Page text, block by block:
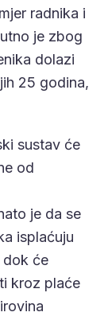
radnika i
je zbog
dolazi
25 godina,
sustav će
od
je da se
isplaćuju
dok će
kroz plaće